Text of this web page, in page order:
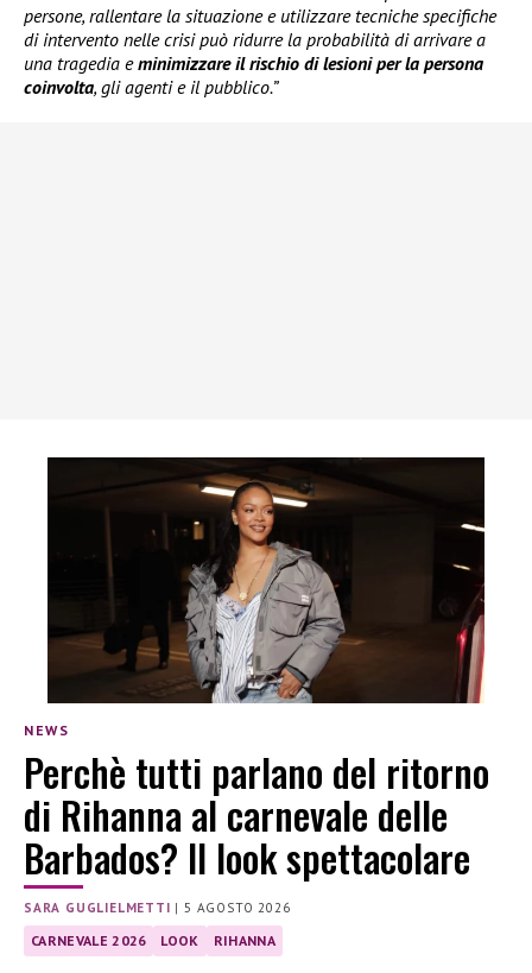
persone, rallentare la situazione e utilizzare tecniche specifiche
di intervento nelle crisi può ridurre la probabilità di arrivare a
una tragedia eminimizzare il rischio di lesioni per la persona
coinvolta, gli agenti e il pubblico.”
NEWS
Perchè tutti parlano del ritorno
di Rihanna al carnevale delle
Barbados? Il look spettacolare
SARA GUGLIELMETTI |5 AGOSTO 2026
CARNEVALE 2026 LOOK RIHANNA